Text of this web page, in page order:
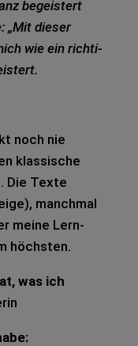
begeis­tert
„Mit die­ser
wie ein rich­ti­
noch nie
klas­si­sche
Die Texte
manch­mal
meine Lern­
höchs­ten.
was ich